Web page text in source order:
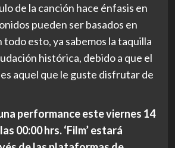
de la canción hace énfasis en
pueden ser basados en
esto, ya sabemos la taquilla
histórica, debido a que el
aquel que le guste disfrutar de
performance este viernes 14
00:00 hrs. ‘Film’ estará